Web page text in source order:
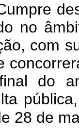
no
com
do
28 de